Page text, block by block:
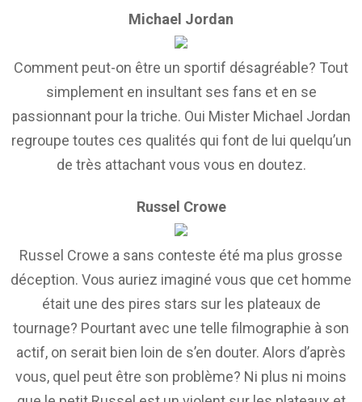
Michael Jordan
Comment peut-on être un sportif désagréable? Tout
simplement en insultant ses fans et en se
passionnant pour la triche. Oui Mister Michael Jordan
regroupe toutes ces qualités qui font de lui quelqu’un
de très attachant vous vous en doutez.
Russel Crowe
Russel Crowe a sans conteste été ma plus grosse
déception. Vous auriez imaginé vous que cet homme
était une des pires stars sur les plateaux de
tournage? Pourtant avec une telle filmographie à son
actif, on serait bien loin de s’en douter. Alors d’après
vous, quel peut être son problème? Ni plus ni moins